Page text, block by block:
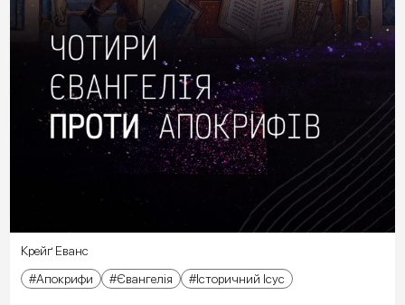
Крейґ Еванс
Апокрифи
Євангелія Історичний Ісус